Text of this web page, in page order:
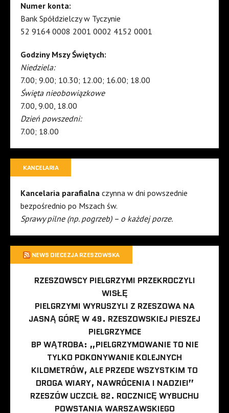
Numer konta:
Bank Spółdzielczy w Tyczynie
52 9164 0008 2001 0002 4152 0001
Godziny Mszy Świętych:
Niedziela:
7.00; 9.00; 10.30; 12.00; 16.00; 18.00
Święta nieobowiązkowe
7.00, 9.00, 18.00
Dzień powszedni:
7.00; 18.00
KANCELARIA
Kancelaria parafialna czynna w dni powszednie
bezpośrednio po Mszach św.
Sprawy pilne (np. pogrzeb) – o każdej porze.
NEWS DIECEZJA RZESZOWSKA
RZESZOWSCY PIELGRZYMI PRZEKROCZYLI
WISŁĘ
PIELGRZYMI WYRUSZYLI Z RZESZOWA NA
JASNĄ GÓRĘ W 49. RZESZOWSKIEJ PIESZEJ
PIELGRZYMCE
BP WĄTROBA: „PIELGRZYMOWANIE TO NIE
TYLKO POKONYWANIE KOLEJNYCH
KILOMETRÓW, ALE PRZEDE WSZYSTKIM TO
DROGA WIARY, NAWRÓCENIA I NADZIEI”
RZESZÓW UCZCIŁ 82. ROCZNICĘ WYBUCHU
POWSTANIA WARSZAWSKIEGO